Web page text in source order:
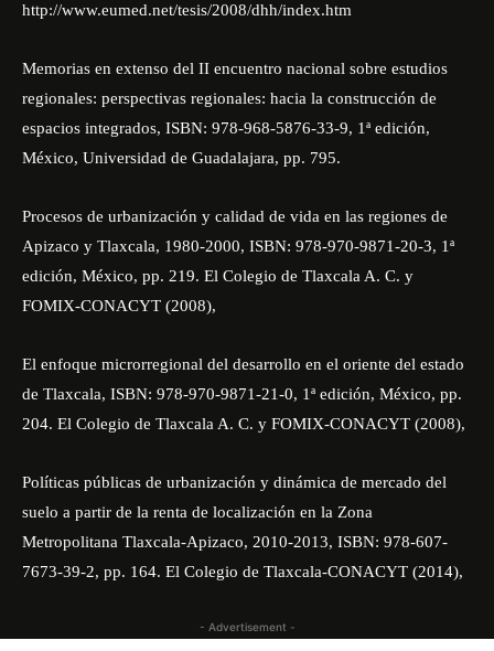
http://www.eumed.net/tesis/2008/dhh/index.htm
Memorias en extenso del II encuentro nacional sobre estudios
regionales: perspectivas regionales: hacia la construcción de
espacios integrados, ISBN: 978-968-5876-33-9, 1ª edición,
México, Universidad de Guadalajara, pp. 795.
Procesos de urbanización y calidad de vida en las regiones de
Apizaco y Tlaxcala, 1980-2000, ISBN: 978-970-9871-20-3, 1ª
edición, México, pp. 219. El Colegio de Tlaxcala A. C. y
FOMIX-CONACYT (2008),
El enfoque microrregional del desarrollo en el oriente del estado
de Tlaxcala, ISBN: 978-970-9871-21-0, 1ª edición, México, pp.
204. El Colegio de Tlaxcala A. C. y FOMIX-CONACYT (2008),
Políticas públicas de urbanización y dinámica de mercado del
suelo a partir de la renta de localización en la Zona
Metropolitana Tlaxcala-Apizaco, 2010-2013, ISBN: 978-607-
7673-39-2, pp. 164. El Colegio de Tlaxcala-CONACYT (2014),
- Advertisement -